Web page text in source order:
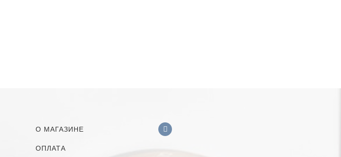
О МАГАЗИНЕ
ОПЛАТА